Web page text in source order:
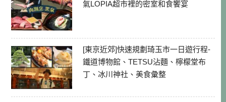
氣LOPIA超市裡的密室和食饗宴
[東京近郊]快速規劃琦玉市一日遊行程-
鐵道博物館、TETSU沾麵、檸檬堂布
丁、冰川神社、美食彙整